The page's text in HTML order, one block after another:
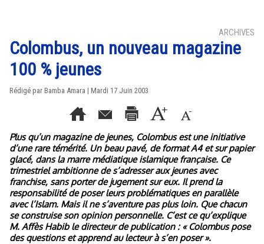
ARCHIVES
Colombus, un nouveau magazine
100 % jeunes
Rédigé par Bamba Amara | Mardi 17 Juin 2003
Plus qu’un magazine de jeunes, Colombus est une initiative
d’une rare témérité. Un beau pavé, de format A4 et sur papier
glacé, dans la marre médiatique islamique française. Ce
trimestriel ambitionne de s’adresser aux jeunes avec
franchise, sans porter de jugement sur eux. Il prend la
responsabilité de poser leurs problématiques en parallèle
avec l’Islam. Mais il ne s’aventure pas plus loin. Que chacun
se construise son opinion personnelle. C’est ce qu’explique
M. Affès Habib le directeur de publication : « Colombus pose
des questions et apprend au lecteur à s’en poser ».